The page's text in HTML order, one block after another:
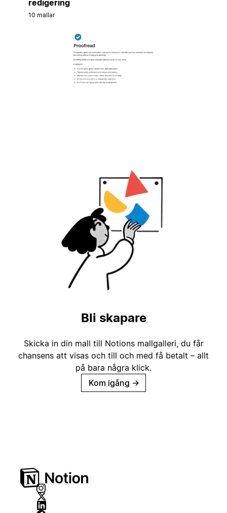
redigering
10 mallar
Bli skapare
Skicka in din mall till Notions mallgalleri, du får
chansens att visas och till och med få betalt – allt
på bara några klick.
Kom igång →